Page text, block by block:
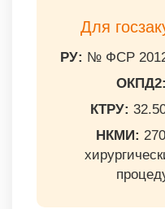
Для
РУ: № ФСР
ОКПД2:
КТРУ:
НКМИ: